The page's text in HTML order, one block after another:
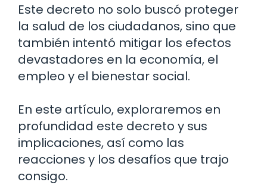
Este decreto no solo buscó proteger
la salud de los ciudadanos, sino que
también intentó mitigar los efectos
devastadores en la economía, el
empleo y el bienestar social.
En este artículo, exploraremos en
profundidad este decreto y sus
implicaciones, así como las
reacciones y los desafíos que trajo
consigo.